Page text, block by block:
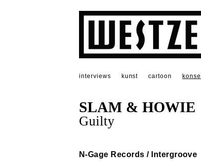
interviews kunst cartoon
SLAM & HOWIE
Guilty
N-Gage Records / Intergroove